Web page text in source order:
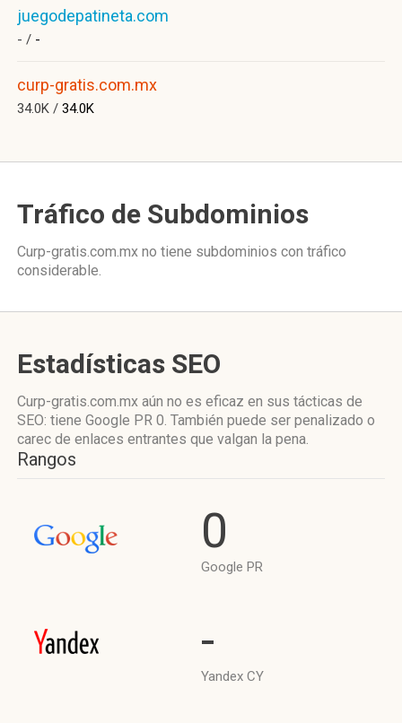
juegodepatineta.com
- / -
curp-gratis.com.mx
34.0K / 34.0K
Tráfico de Subdominios
Curp-gratis.com.mx no tiene subdominios con tráfico
considerable.
Estadísticas SEO
Curp-gratis.com.mx aún no es eficaz en sus tácticas de
SEO: tiene Google PR 0. También puede ser penalizado o
carec de enlaces entrantes que valgan la pena.
Rangos
0
Google PR
-
Yandex CY